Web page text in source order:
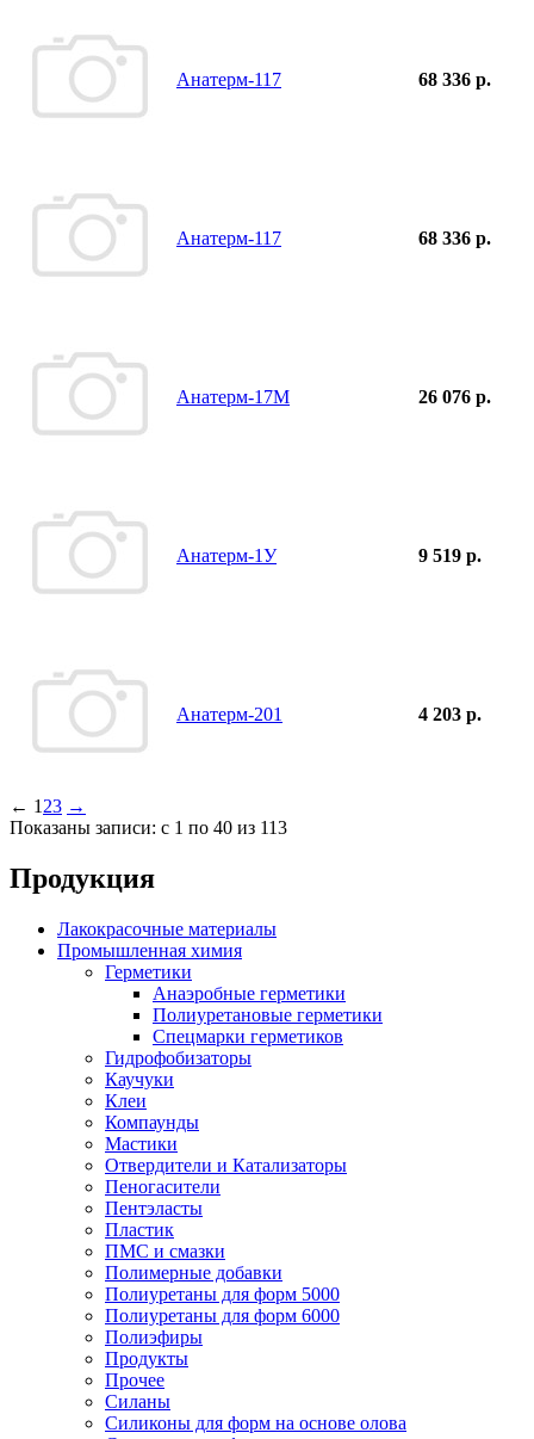
Анатерм-117 68 336 р.
Анатерм-117 68 336 р.
Анатерм-17М 26 076 р.
Анатерм-1У 9 519 р.
Анатерм-201 4 203 р.
← 1 23 →
Показаны записи: с 1 по 40 из 113
Продукция
Лакокрасочные материалы
Промышленная химия
Герметики
Анаэробные герметики
Полиуретановые герметики
Спецмарки герметиков
Гидрофобизаторы
Каучуки
Клеи
Компаунды
Мастики
Отвердители и Катализаторы
Пеногасители
Пентэласты
Пластик
ПМС и смазки
Полимерные добавки
Полиуретаны для форм 5000
Полиуретаны для форм 6000
Полиэфиры
Продукты
Прочее
Силаны
Силиконы для форм на основе олова